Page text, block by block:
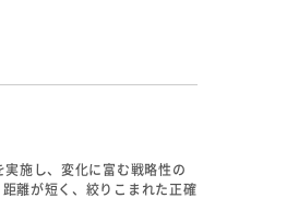
施し、変化に富む戦略性の
離が短く、絞りこまれた正確